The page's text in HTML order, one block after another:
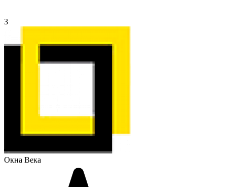
3
Окна Века